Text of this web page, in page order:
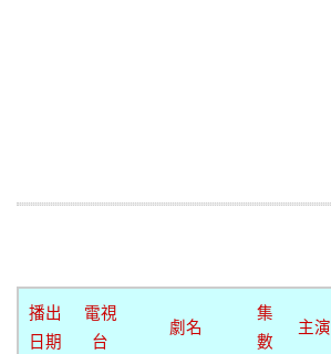
播出
日期
電視
台
劇名
集
數
主演